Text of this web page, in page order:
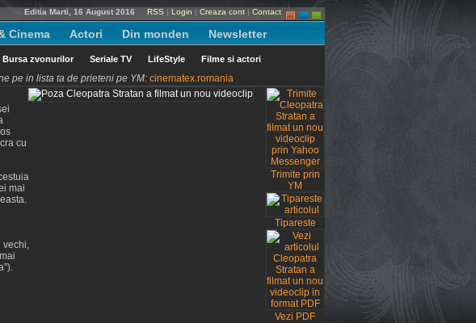
Editia Marti, 16 August 2016 RSS | Login | Creaza cont | Contact
Cinema Actori Din monden Newsletter
Bursa zvonurilor Seriale TV LifeStyle Filme si actori
pe in lista ta de prieteni pe YM: cinematex.romania
cu
mai
vechi,
Trimite prin
YM
Tipareste
Vezi PDF